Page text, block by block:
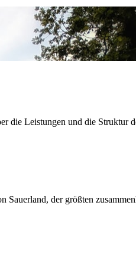
die Leistungen und die Struktur
der größten